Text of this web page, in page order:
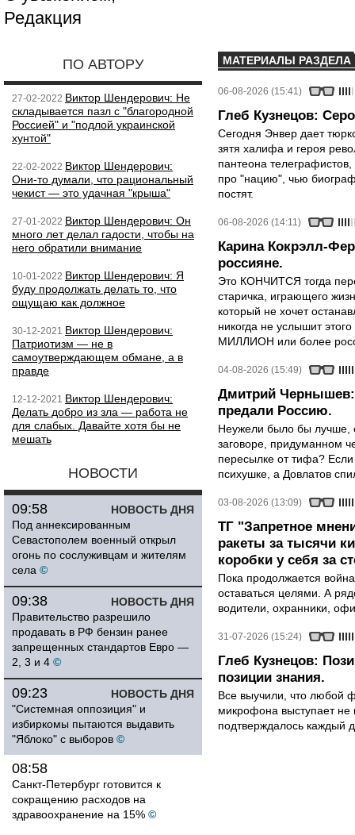
Редакция
ПО АВТОРУ
27-02-2022 Виктор Шендерович: Не
складывается пазл с "благородной
Россией" и "подлой украинской
хунтой"
22-02-2022 Виктор Шендерович:
Они-то думали, что рациональный
чекист — это удачная "крыша"
27-01-2022 Виктор Шендерович: Он
много лет делал гадости, чтобы на
него обратили внимание
10-01-2022 Виктор Шендерович: Я
буду продолжать делать то, что
ощущаю как должное
30-12-2021 Виктор Шендерович:
Патриотизм — не в
самоутверждающем обмане, а в
правде
12-12-2021 Виктор Шендерович:
Делать добро из зла — работа не
для слабых. Давайте хотя бы не
мешать
НОВОСТИ
НОВОСТЬ ДНЯ
09:58
Под аннексированным
Севастополем военный открыл
огонь по сослуживцам и жителям
села ©
НОВОСТЬ ДНЯ
09:38
Правительство разрешило
продавать в РФ бензин ранее
запрещенных стандартов Евро —
2, 3 и 4 ©
НОВОСТЬ ДНЯ
09:23
"Системная оппозиция" и
избиркомы пытаются выдавить
"Яблоко" с выборов ©
08:58
Санкт-Петербург готовится к
сокращению расходов на
здравоохранение на 15% ©
МАТЕРИАЛЫ РАЗДЕЛА
06-08-2026 (15:41)
Глеб Кузнецов:
Сегодня Энвер дает
зятя халифа и героя
пантеона
про "нацию", чью
постят.
06-08-2026 (14:11)
Карина Кокрэлл-
россияне.
Это КОНЧИТСЯ тогда
старичка, играющего
который не хочет
никогда не услышит
МИЛЛИОН или более
04-08-2026 (15:49)
Дмитрий Чернышев:
предали Россию.
Неужели было бы лучше,
заговоре, придуманном
пересылке от тифа?
психушке, а Довлатов
03-08-2026 (13:09)
ТГ "Запретное
ракеты за тысячи
коробки у себя за
Пока продолжается
оставаться целями. А
водители, охранники,
31-07-2026 (15:24)
Глеб Кузнецов:
позиции знания.
Все выучили, что любой
микрофона выступает не
подтверждалось каждый